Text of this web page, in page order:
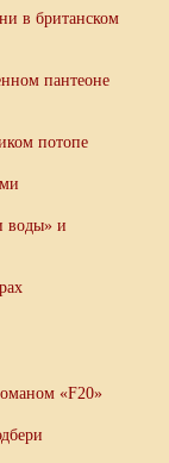
в британском
пантеоне
потопе
воды» и
«F20»